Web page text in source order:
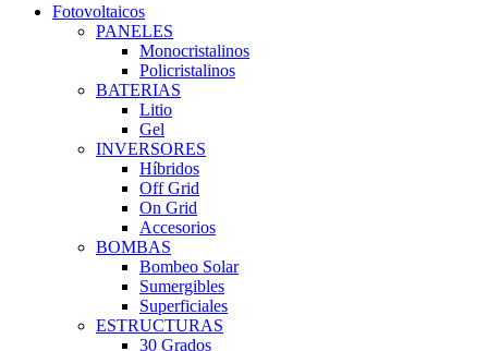
Fotovoltaicos
PANELES
Monocristalinos
Policristalinos
BATERIAS
Litio
Gel
INVERSORES
Híbridos
Off Grid
On Grid
Accesorios
BOMBAS
Bombeo Solar
Sumergibles
Superficiales
ESTRUCTURAS
30 Grados